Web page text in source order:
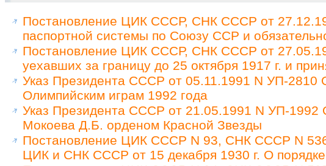
Постановление ЦИК СССР, СНК СССР от
паспортной системы по Союзу ССР и
Постановление ЦИК СССР, СНК СССР от
уехавших за границу до 25 октября 1917 г. и
Указ Президента СССР от 05.11.1991 N УП-2810
Олимпийским играм 1992 года
Указ Президента СССР от 21.05.1991 N УП-1992
Мокоева Д.Б. орденом Красной Звезды
Постановление ЦИК СССР N 93, СНК СССР N
ЦИК и СНК СССР от 15 декабря 1930 г. О